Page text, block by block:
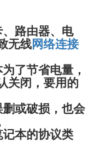
路由器、电
无线网络连接
了节省电量，
关闭，要用的
或破损，也会
本的协议类